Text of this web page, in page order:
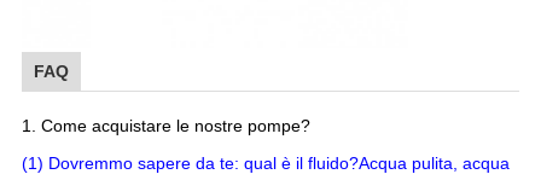
FAQ
1. Come acquistare le nostre pompe?
(1) Dovremmo sapere da te: qual è il fluido?Acqua pulita, acqua